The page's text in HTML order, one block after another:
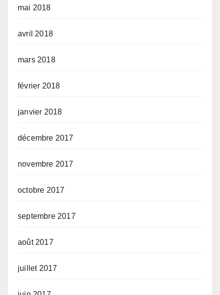
mai 2018
avril 2018
mars 2018
février 2018
janvier 2018
décembre 2017
novembre 2017
octobre 2017
septembre 2017
août 2017
juillet 2017